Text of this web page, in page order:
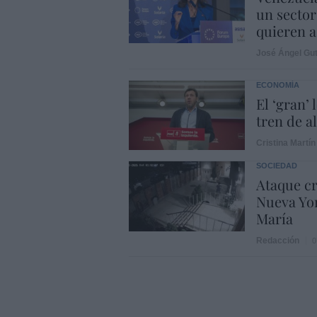
un
quieren
ECONOMÍA
El
tren de
SOCIEDAD
Ataque
Nueva
María